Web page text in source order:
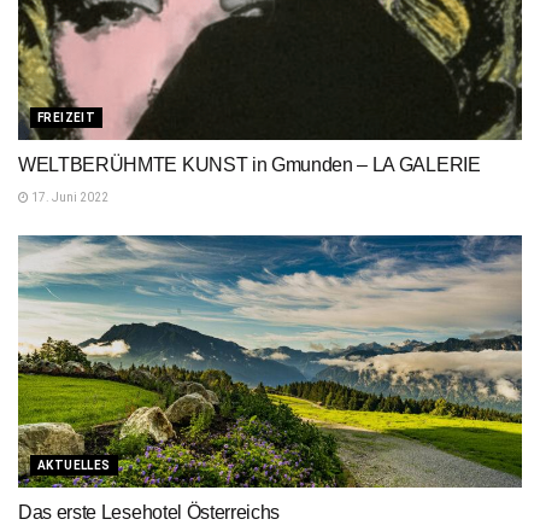
FREIZEIT
WELTBERÜHMTE KUNST in Gmunden – LA GALERIE
17. Juni 2022
AKTUELLES
Das erste Lesehotel Österreichs